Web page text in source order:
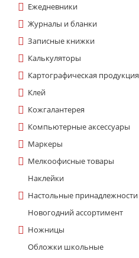
Ежедневники
Журналы и бланки
Записные книжки
Калькуляторы
Картографическая продукция
Клей
Кожгалантерея
Компьютерные аксессуары
Маркеры
Мелкоофисные товары
Наклейки
Настольные принадлежности
Новогодний ассортимент
Ножницы
Обложки школьные